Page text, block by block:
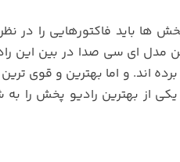
ها باید فاکتورهایی را
مدل ای سی صدا در بین این
اند. و اما بهترین و قوی
از بهترین رادیو پخش را